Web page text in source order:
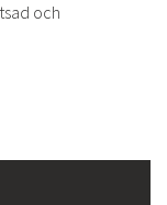
och